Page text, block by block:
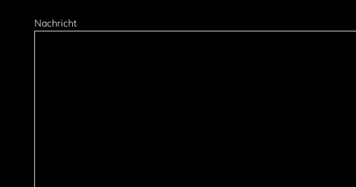
Nachricht